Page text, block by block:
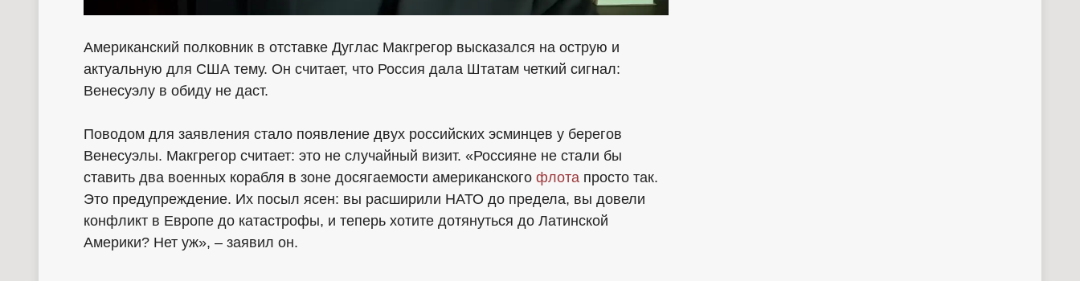
Американский полковник в отставке Дуглас Макгрегор высказался на острую и
актуальную для США тему. Он считает, что Россия дала Штатам четкий сигнал:
Венесуэлу в обиду не даст.
Поводом для заявления стало появление двух российских эсминцев у берегов
Венесуэлы. Макгрегор считает: это не случайный визит. «Россияне не стали бы
ставить два военных корабля в зоне досягаемости американского флота просто так.
Это предупреждение. Их посыл ясен: вы расширили НАТО до предела, вы довели
конфликт в Европе до катастрофы, и теперь хотите дотянуться до Латинской
Америки? Нет уж», – заявил он.